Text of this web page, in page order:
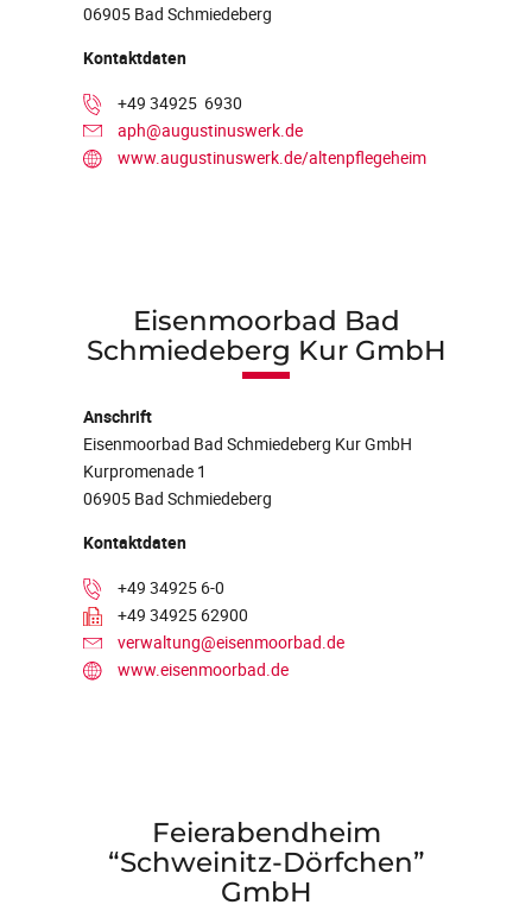
06905 Bad Schmiedeberg
Kontaktdaten
+49 34925 6930
aph@augustinuswerk.de
www.augustinuswerk.de/altenpflegeheim
Eisenmoorbad Bad
Schmiedeberg Kur GmbH
Anschrift
Eisenmoorbad Bad Schmiedeberg Kur GmbH
Kurpromenade 1
06905 Bad Schmiedeberg
Kontaktdaten
+49 34925 6-0
+49 34925 62900
verwaltung@eisenmoorbad.de
www.eisenmoorbad.de
Feierabendheim
“Schweinitz-Dörfchen”
GmbH